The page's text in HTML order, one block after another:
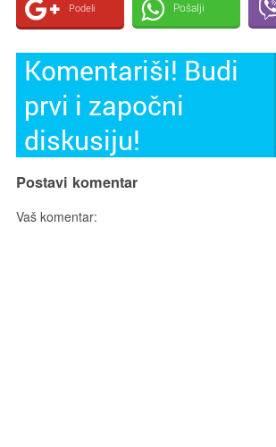
Podeli Pošalji
Komentariši! Budi
prvi i započni
diskusiju!
Postavi komentar
Vaš komentar: